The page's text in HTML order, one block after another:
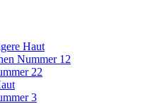
Haut
Nummer 12
22
3